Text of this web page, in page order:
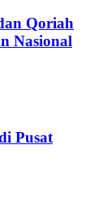
Qoriah
Nasional
Pusat